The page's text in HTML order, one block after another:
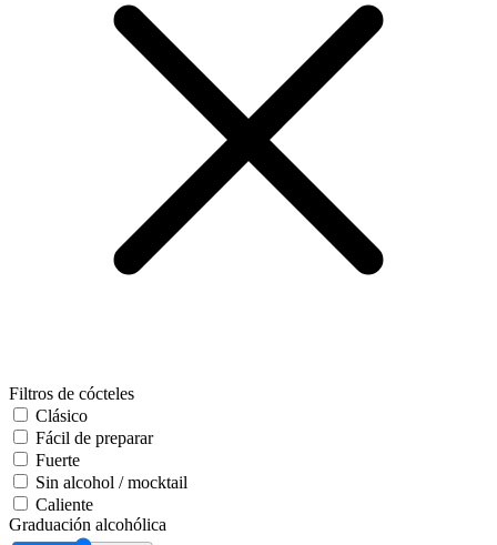
Filtros de cócteles
Clásico
Fácil de preparar
Fuerte
Sin alcohol / mocktail
Caliente
Graduación alcohólica